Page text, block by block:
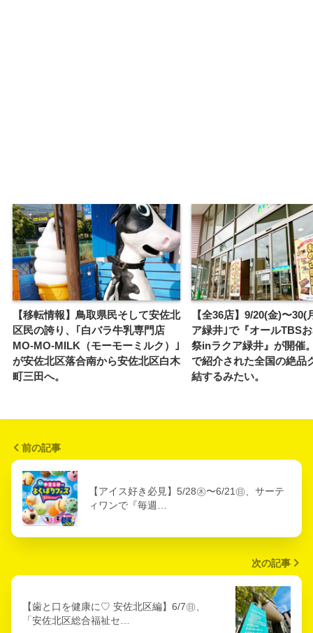
【移転情報】鳥取県民そして安佐北
区民の誇り、｢白バラ牛乳専門店
MO-MO-MILK（モーモーミルク）｣
が安佐北区落合南から安佐北区白木
町三田へ。
【全36店】9/20(金)〜30(
ア緑井｣で『オールTBS
祭inラクア緑井』が開催
で紹介された全国の絶品
結するみたい。
前の記事
【アイス好き必見】5/28㊍〜6/21㊐、サーテ
ィワンで『毎週…
次の記事
【歯と口を健康に♡ 安佐北区編】6/7㊐、
「安佐北区総合福祉セ…